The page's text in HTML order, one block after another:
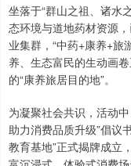
坐落于“群山之祖、诸水
态环境与道地药材资源
业集群，“中药+康养+旅
养、生态富民的生动画
的“康养旅居目的地”。
为凝聚社会共识，活动
助力消费品质升级”倡议
教育基地”正式揭牌成立
沪深300